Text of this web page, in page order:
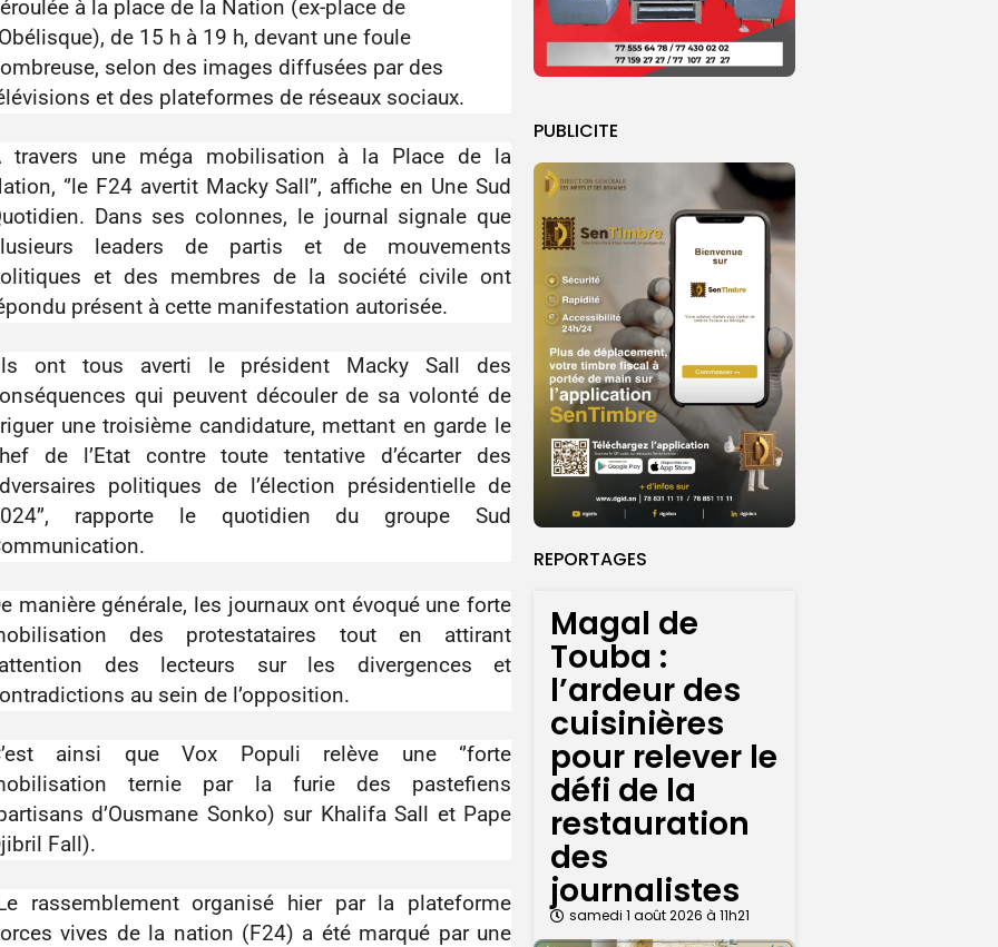
PUBLICITE
REPORTAGES
Magal de
Touba :
l’ardeur des
cuisinières
pour relever le
défi de la
restauration
des
journalistes
samedi 1 août 2026 à 11h21
à la place de la Nation (ex-place de
de 15 h à 19 h, devant une foule
selon des images diffusées par des
et des plateformes de réseaux sociaux.
travers une méga mobilisation à la Place de la
‘’le F24 avertit Macky Sall’’, affiche en Une Sud
Dans ses colonnes, le journal signale que
leaders de partis et de mouvements
et des membres de la société civile ont
présent à cette manifestation autorisée.
ont tous averti le président Macky Sall des
qui peuvent découler de sa volonté de
une troisième candidature, mettant en garde le
de l’Etat contre toute tentative d’écarter des
politiques de l’élection présidentielle de
rapporte le quotidien du groupe Sud
manière générale, les journaux ont évoqué une forte
des protestataires tout en attirant
des lecteurs sur les divergences et
au sein de l’opposition.
ainsi que Vox Populi relève une ‘’forte
ternie par la furie des pastefiens
d’Ousmane Sonko) sur Khalifa Sall et Pape
Fall).
rassemblement organisé hier par la plateforme
vives de la nation (F24) a été marqué par une